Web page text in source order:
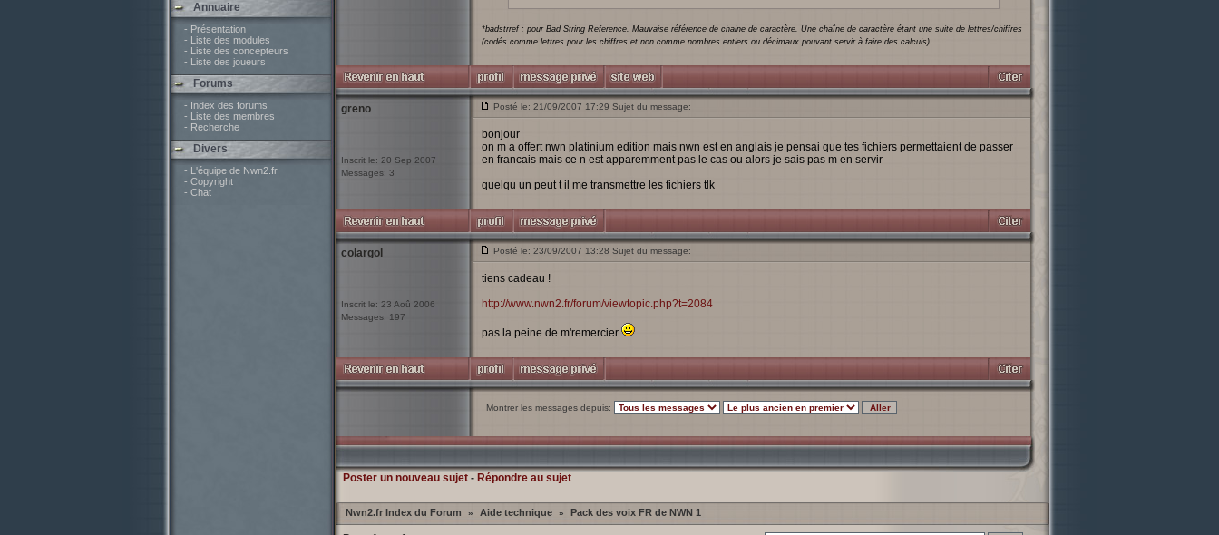
Annuaire
- Présentation
- Liste des modules
- Liste des concepteurs
- Liste des joueurs
Forums
- Index des forums
- Liste des membres
- Recherche
Divers
- L'équipe de Nwn2.fr
- Copyright
- Chat
*badstrref : pour Bad String Reference. Mauvaise référence de chaine de caractère. Une chaîne de caractère étant une suite de lettres/chiffres
(codés comme lettres pour les chiffres et non comme nombres entiers ou décimaux pouvant servir à faire des calculs)
greno
Inscrit le: 20 Sep 2007
Messages: 3
Posté le: 21/09/2007 17:29 Sujet du message:
bonjour
on m a offert nwn platinium edition mais nwn est en anglais je pensai que tes fichiers permettaient de passer
en francais mais ce n est apparemment pas le cas ou alors je sais pas m en servir
quelqu un peut t il me transmettre les fichiers tlk
colargol
Inscrit le: 23 Aoû 2006
Messages: 197
Posté le: 23/09/2007 13:28 Sujet du message:
tiens cadeau !
http://www.nwn2.fr/forum/viewtopic.php?t=2084
pas la peine de m'remercier
Montrer les messages depuis:
Poster un nouveau sujet- Répondre au sujet
Nwn2.fr Index du Forum » Aide technique » Pack des voix FR de NWN 1